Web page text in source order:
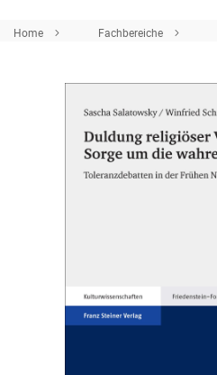
Home Fachbereiche